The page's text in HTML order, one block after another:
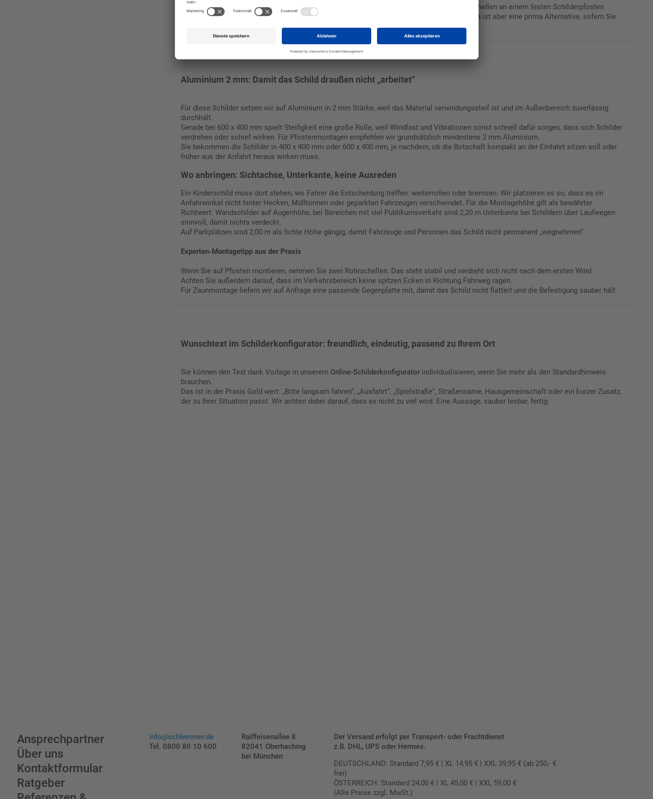
Die stabilste und sicherste Lösung ist diePfostenmontage
. Wenn Sie das Schild mit Rohrschellen an einem festen Schilderpfosten
anbringen, steht es absolut bombenfest und hält jedem Wetter stand. Eine Montage am
Zaun ist aber eine prima Alternative, sofern Sie
das passende Zubehör nutzen, um das Schild vor Wind und Beschädigungen zu schützen.
Aluminium 2 mm: Damit das Schild draußen nicht „arbeitet“
Für diese Schilder setzen wir auf Aluminium in 2 mm Stärke, weil das Material verwindungssteif ist und im Außenbereich zuverlässig
durchhält.
Gerade bei 600 x 400 mm spielt Steifigkeit eine große Rolle, weil Windlast und Vibrationen sonst schnell dafür sorgen, dass sich Schilder
verdrehen oder schief wirken. Für Pfostenmontagen empfehlen wir grundsätzlich mindestens 2 mm Aluminium.
Sie bekommen die Schilder in 400 x 400 mm oder 600 x 400 mm, je nachdem, ob die Botschaft kompakt an der Einfahrt sitzen soll oder
früher aus der Anfahrt heraus wirken muss.
Wo anbringen: Sichtachse, Unterkante, keine Ausreden
Ein Kinderschild muss dort stehen, wo Fahrer die Entscheidung treffen: weiterrollen oder bremsen. Wir platzieren es so, dass es im
Anfahrwinkel nicht hinter Hecken, Mülltonnen oder geparkten Fahrzeugen verschwindet. Für die Montagehöhe gilt als bewährter
Richtwert: Wandschilder auf Augenhöhe, bei Bereichen mit viel Publikumsverkehr sind 2,20 m Unterkante bei Schildern über Laufwegen
sinnvoll, damit nichts verdeckt.
Auf Parkplätzen sind 2,00 m als lichte Höhe gängig, damit Fahrzeuge und Personen das Schild nicht permanent „wegnehmen“.
Experten-Montagetipp aus der Praxis
Wenn Sie auf Pfosten montieren, nehmen Sie zwei Rohrschellen. Das steht stabil und verdreht sich nicht nach dem ersten Wind.
Achten Sie außerdem darauf, dass im Verkehrsbereich keine spitzen Ecken in Richtung Fahrweg ragen.
Für Zaunmontage liefern wir auf Anfrage eine passende Gegenplatte mit, damit das Schild nicht flattert und die Befestigung sauber hält.
Wunschtext im Schilderkonfigurator: freundlich, eindeutig, passend zu Ihrem Ort
Sie können den Text dank Vorlage in unserem Online-Schilderkonfigurator individualisieren, wenn Sie mehr als den Standardhinweis
brauchen.
Das ist in der Praxis Gold wert: „Bitte langsam fahren“, „Ausfahrt“, „Spielstraße“, Straßenname, Hausgemeinschaft oder ein kurzer Zusatz,
der zu Ihrer Situation passt. Wir achten dabei darauf, dass es nicht zu viel wird. Eine Aussage, sauber lesbar, fertig.
Ansprechpartner
Über uns
Kontaktformular
Ratgeber
info@schlemmer.de
Tel. 0800 80 10 600
Raiffeisenallee 8
82041 Oberhaching
bei München
Der Versand erfolgt per Transport- oder Frachtdienst
z.B. DHL, UPS oder Hermes.
DEUTSCHLAND: Standard 7,95 € | XL 14,95 € | XXL 39,95 € (ab 250,- €
frei)
ÖSTERREICH: Standard 24,00 € | XL 45,00 € | XXL 59,00 €
(Alle Preise zzgl. MwSt.)